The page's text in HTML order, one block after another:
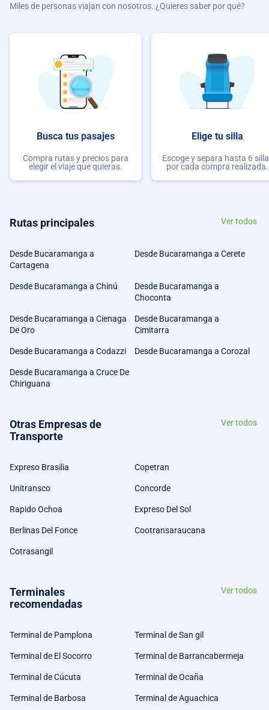
Miles de personas viajan con nosotros. ¿Quieres saber por qué?
Busca tus pasajes
Compra rutas y precios para
elegir el viaje que quieras.
Elige tu silla
Escoge y separa hasta 6
por cada compra realizada.
Rutas principales Ver todos
Desde Bucaramanga a
Cartagena
Desde Bucaramanga a Cerete
Desde Bucaramanga a Chinú
Desde Bucaramanga a
Choconta
Desde Bucaramanga a Cienaga
De Oro
Desde Bucaramanga a
Cimitarra
Desde Bucaramanga a Codazzi Desde Bucaramanga a Corozal
Desde Bucaramanga a Cruce De
Chiriguana
Otras Empresas de
Transporte
Ver todos
Expreso Brasilia Copetran
Unitransco Concorde
Rapido Ochoa Expreso Del Sol
Berlinas Del Fonce Cootransaraucana
Cotrasangil
Terminales
recomendadas
Ver todos
Terminal de Pamplona Terminal de San gil
Terminal de El Socorro Terminal de Barrancabermeja
Terminal de Cúcuta Terminal de Ocaña
Terminal de Barbosa Terminal de Aguachica